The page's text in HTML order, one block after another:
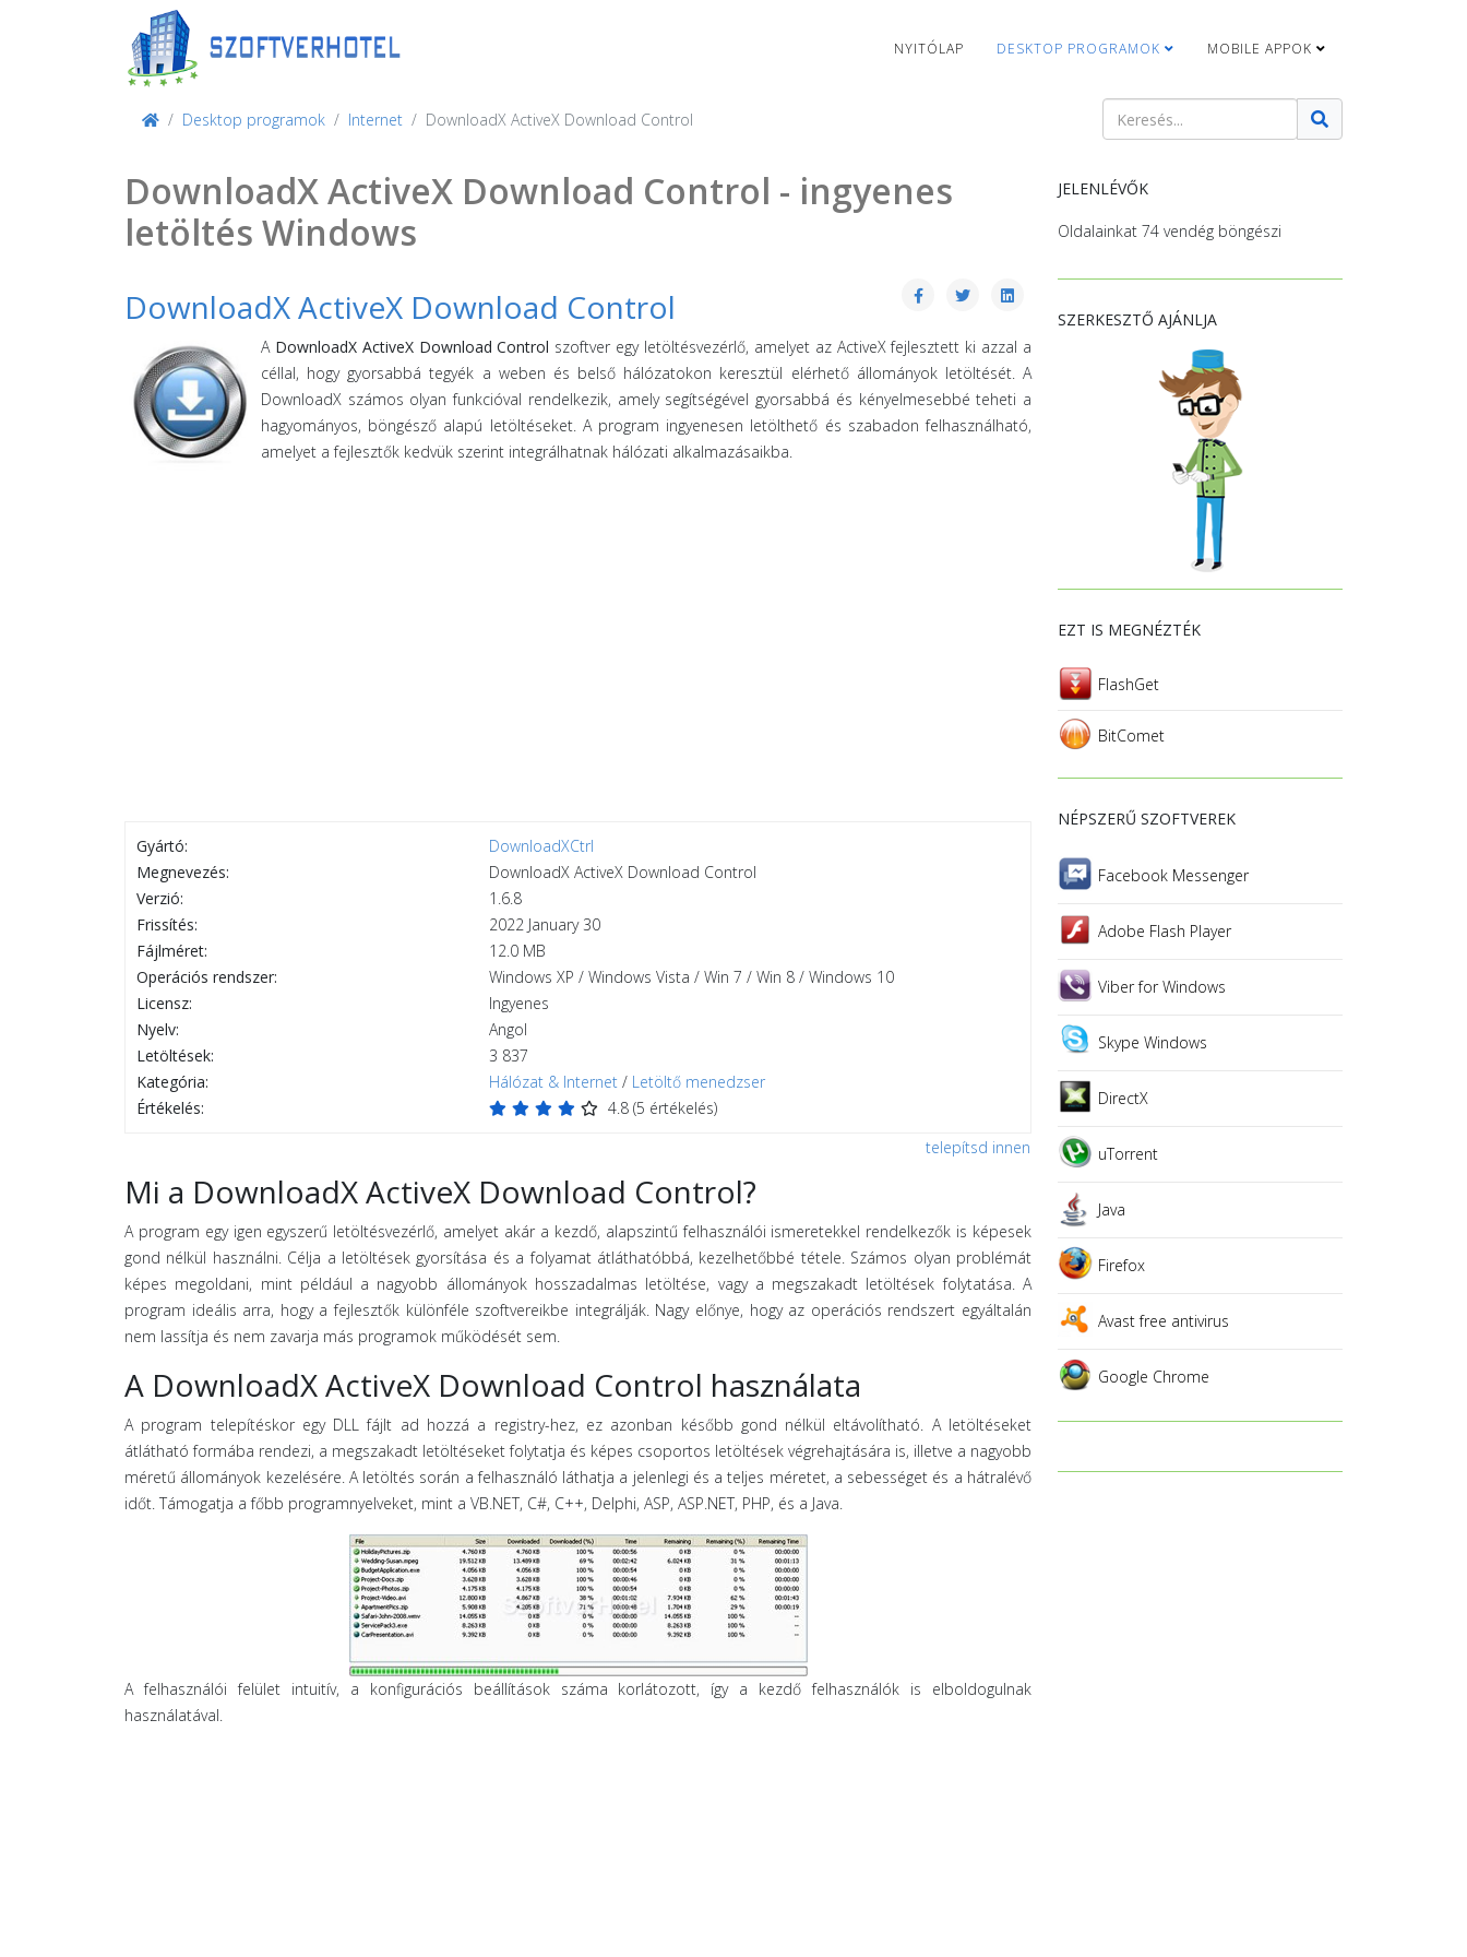
NYITÓLAP DESKTOP PROGRAMOK MOBILE APPOK
Desktop programok Internet DownloadX ActiveX Download Control
Keresés
DownloadX ActiveX Download Control - ingyenes
letöltés Windows
DownloadX ActiveX Download Control
A DownloadX ActiveX Download Control szoftver egy letöltésvezérlő, amelyet az ActiveX fejlesztett ki azzal a
céllal, hogy gyorsabbá tegyék a weben és belső hálózatokon keresztül elérhető állományok letöltését. A
DownloadX számos olyan funkcióval rendelkezik, amely segítségével gyorsabbá és kényelmesebbé teheti a
hagyományos, böngésző alapú letöltéseket. A program ingyenesen letölthető és szabadon felhasználható,
amelyet a fejlesztők kedvük szerint integrálhatnak hálózati alkalmazásaikba.
Gyártó:
DownloadXCtrl
Megnevezés:
DownloadX ActiveX Download Control
Verzió:
1.6.8
Frissítés:
2022 January 30
Fájlméret:
12.0 MB
Operációs rendszer:
Windows XP / Windows Vista / Win 7 / Win 8 / Windows 10
Licensz:
Ingyenes
Nyelv:
Angol
Letöltések:
3 837
Kategória:
Hálózat & Internet / Letöltő menedzser
Értékelés:
4.8 (5 értékelés)
telepítsd innen
Mi a DownloadX ActiveX Download Control?
A program egy igen egyszerű letöltésvezérlő, amelyet akár a kezdő, alapszintű felhasználói ismeretekkel rendelkezők is képesek
gond nélkül használni. Célja a letöltések gyorsítása és a folyamat átláthatóbbá, kezelhetőbbé tétele. Számos olyan problémát
képes megoldani, mint például a nagyobb állományok hosszadalmas letöltése, vagy a megszakadt letöltések folytatása. A
program ideális arra, hogy a fejlesztők különféle szoftvereikbe integrálják. Nagy előnye, hogy az operációs rendszert egyáltalán
nem lassítja és nem zavarja más programok működését sem.
A DownloadX ActiveX Download Control használata
A program telepítéskor egy DLL fájlt ad hozzá a registry-hez, ez azonban később gond nélkül eltávolítható. A letöltéseket
átlátható formába rendezi, a megszakadt letöltéseket folytatja és képes csoportos letöltések végrehajtására is, illetve a nagyobb
méretű állományok kezelésére. A letöltés során a felhasználó láthatja a jelenlegi és a teljes méretet, a sebességet és a hátralévő
időt. Támogatja a főbb programnyelveket, mint a VB.NET, C#, C++, Delphi, ASP, ASP.NET, PHP, és a Java.
A felhasználói felület intuitív, a konfigurációs beállítások száma korlátozott, így a kezdő felhasználók is elboldogulnak
használatával.
JELENLÉVŐK
Oldalainkat 74 vendég böngészi
SZERKESZTŐ AJÁNLJA
EZT IS MEGNÉZTÉK
FlashGet
BitComet
NÉPSZERŰ SZOFTVEREK
Facebook Messenger
Adobe Flash Player
Viber for Windows
Skype Windows
DirectX
uTorrent
Java
Firefox
Avast free antivirus
Google Chrome